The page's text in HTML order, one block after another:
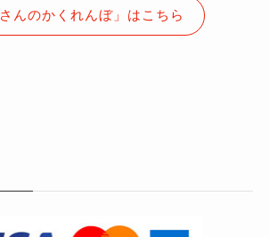
さんのかくれんぼ」はこちら